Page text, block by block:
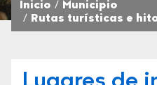
Inicio
Municipio
Rutas turísticas e